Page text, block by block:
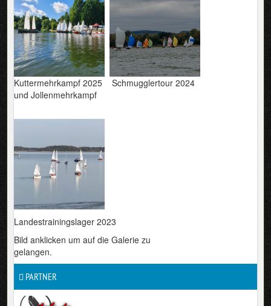
Kuttermehrkampf 2025 Schmugglertour 2024
und Jollenmehrkampf
Landestrainingslager 2023
Bild anklicken um auf die Galerie zu
gelangen.
PARTNER